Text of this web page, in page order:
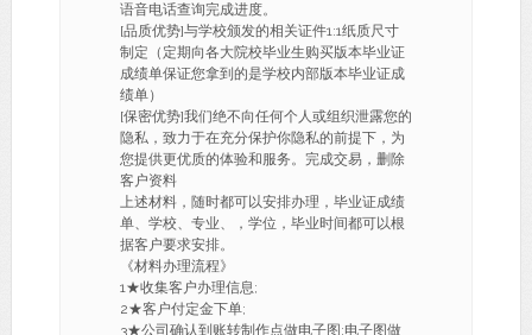
语音电话查询完成进度。
[品质优势]与学校颁发的相关证件1:1纸质尺寸
制定（定期向各大院校毕业生购买版本毕业证
成绩单保证您拿到的是学校内部版本毕业证成
绩单）
[保密优势]我们绝不向任何个人或组织泄露您的
隐私，致力于在充分保护你隐私的前提下，为
您提供更优质的体验和服务。完成交易，删除
客户资料
上述材料，随时都可以安排办理，毕业证成绩
单、学校、专业、，学位，毕业时间都可以根
据客户要求安排。
《材料办理流程》
1★收集客户办理信息;
2★客户付定金下单;
3★公司确认到账转制作点做电子图;电子图做